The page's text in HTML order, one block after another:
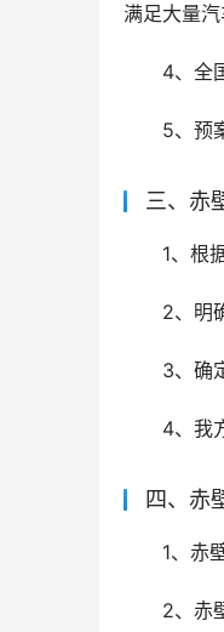
满足大量汽
4、全
5、预
三、赤
1、根
2、明
3、确
4、我
四、赤
1、赤
2、赤